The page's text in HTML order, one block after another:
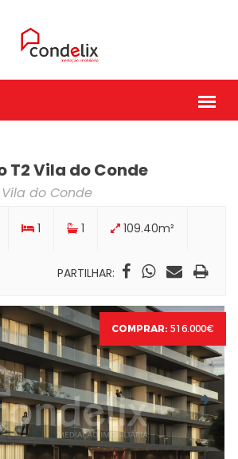
Vila do Conde
do Conde
1 1 109.40m²
PARTILHAR:
COMPRAR: 516.000€